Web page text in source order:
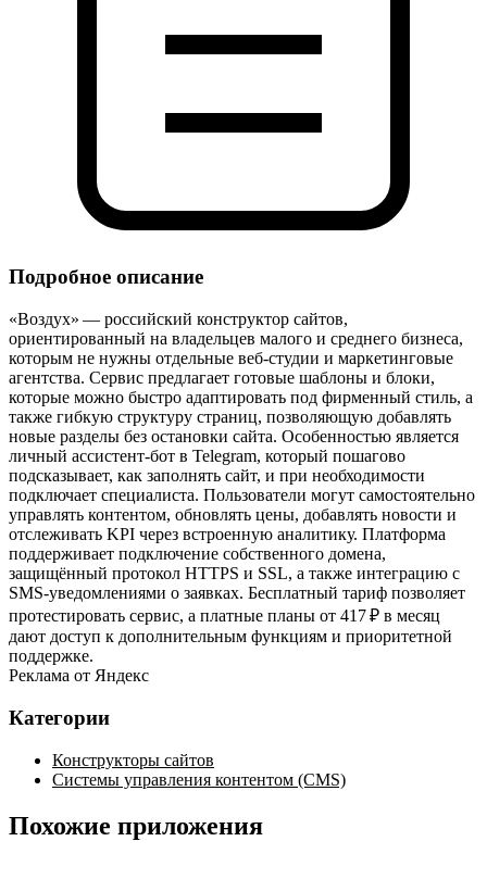
Подробное описание
«Воздух» — российский конструктор сайтов,
ориентированный на владельцев малого и среднего бизнеса,
которым не нужны отдельные веб‑студии и маркетинговые
агентства. Сервис предлагает готовые шаблоны и блоки,
которые можно быстро адаптировать под фирменный стиль, а
также гибкую структуру страниц, позволяющую добавлять
новые разделы без остановки сайта. Особенностью является
личный ассистент‑бот в Telegram, который пошагово
подсказывает, как заполнять сайт, и при необходимости
подключает специалиста. Пользователи могут самостоятельно
управлять контентом, обновлять цены, добавлять новости и
отслеживать KPI через встроенную аналитику. Платформа
поддерживает подключение собственного домена,
защищённый протокол HTTPS и SSL, а также интеграцию с
SMS‑уведомлениями о заявках. Бесплатный тариф позволяет
протестировать сервис, а платные планы от 417 ₽ в месяц
дают доступ к дополнительным функциям и приоритетной
поддержке.
Реклама от Яндекс
Категории
Конструкторы сайтов
Системы управления контентом (CMS)
Похожие приложения